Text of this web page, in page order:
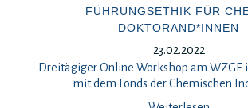
FÜHRUNGSETHIK FÜR
DOKTORAND*INNEN
23.02.2022
Dreitägiger Online Workshop am WZGE
mit dem Fonds der Chemischen